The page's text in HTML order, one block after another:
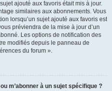
ajouté aux favoris était mis à jour.
similaires aux abonnements. Vous
lorsqu’un sujet ajouté aux favoris est
préviendra de la mise à jour d’un
Les options de notification des
modifiés depuis le panneau de
du forum ».
m’abonner à un sujet spécifique ?